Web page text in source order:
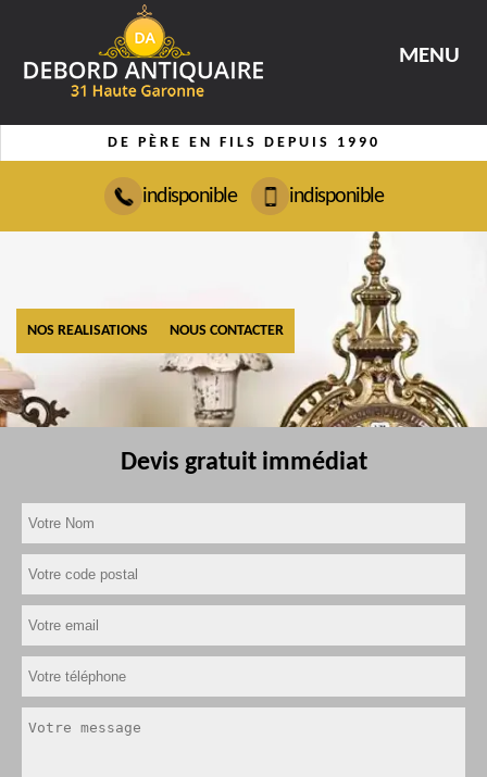
MENU
DE PÈRE EN FILS DEPUIS 1990
indisponible indisponible
NOS REALISATIONS NOUS CONTACTER
Devis gratuit immédiat